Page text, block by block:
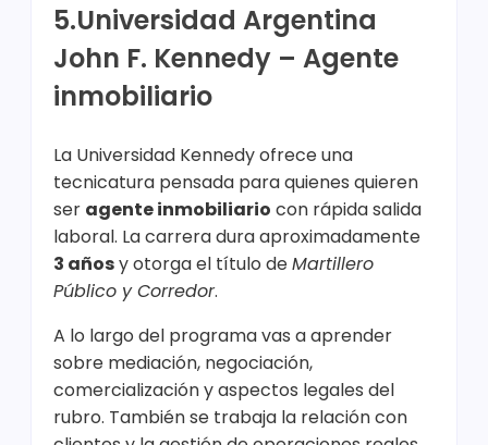
5.Universidad Argentina
John F. Kennedy – Agente
inmobiliario
La Universidad Kennedy ofrece una
tecnicatura pensada para quienes quieren
ser agente inmobiliario con rápida salida
laboral. La carrera dura aproximadamente
3 añosy otorga el título deMartillero
Público y Corredor.
A lo largo del programa vas a aprender
sobre mediación, negociación,
comercialización y aspectos legales del
rubro. También se trabaja la relación con